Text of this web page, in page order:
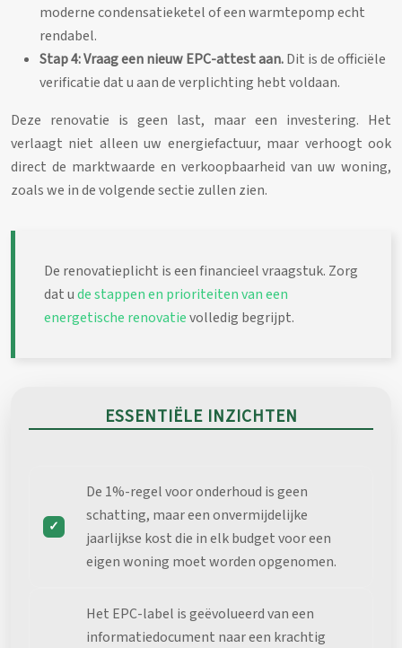
moderne condensatieketel of een warmtepomp echt
rendabel.
Stap 4: Vraag een nieuw EPC-attest aan.Dit is de officiële
verificatie dat u aan de verplichting hebt voldaan.
Deze renovatie is geen last, maar een investering. Het
verlaagt niet alleen uw energiefactuur, maar verhoogt ook
direct de marktwaarde en verkoopbaarheid van uw woning,
zoals we in de volgende sectie zullen zien.
De renovatieplicht is een financieel vraagstuk. Zorg
dat ude stappen en prioriteiten van een
energetische renovatievolledig begrijpt.
ESSENTIËLE INZICHTEN
De 1%-regel voor onderhoud is geen
schatting, maar een onvermijdelijke
jaarlijkse kost die in elk budget voor een
eigen woning moet worden opgenomen.
Het EPC-label is geëvolueerd van een
informatiedocument naar een krachtig